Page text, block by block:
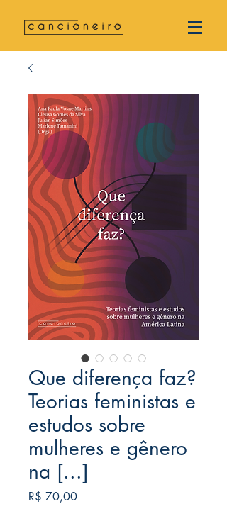
Que diferença faz?
Teorias feministas e
estudos sobre
mulheres e gênero
na [...]
R$ 70,00Preço